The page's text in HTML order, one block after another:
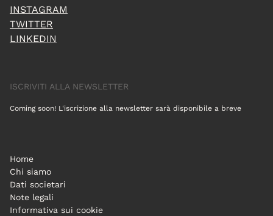
INSTAGRAM
TWITTER
LINKEDIN
ISCRIVITI ALLA NEWSLETTER
Coming soon! L'iscrizione alla newsletter sarà disponibile a breve
Home
Chi siamo
Dati societari
Note legali
Informativa sui cookie